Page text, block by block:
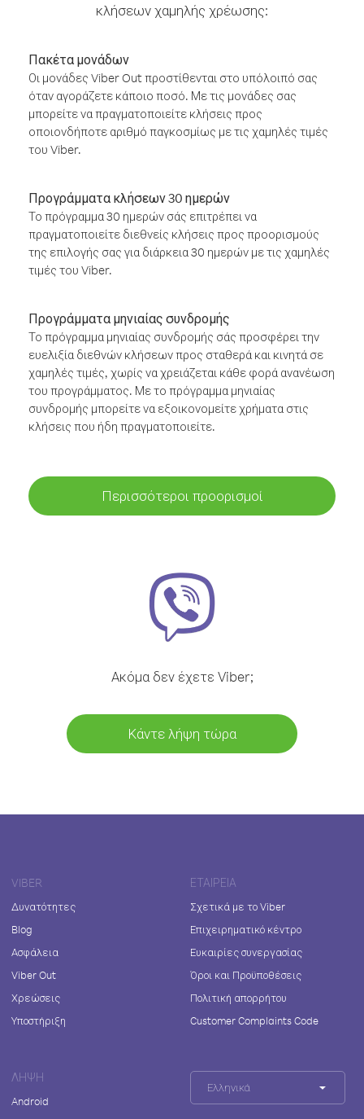
κλήσεων χαμηλής χρέωσης:
Πακέτα μονάδων
Οι μονάδες Viber Out προστίθενται στο υπόλοιπό σας
όταν αγοράζετε κάποιο ποσό. Με τις μονάδες σας
μπορείτε να πραγματοποιείτε κλήσεις προς
οποιονδήποτε αριθμό παγκοσμίως με τις χαμηλές τιμές
του Viber.
Προγράμματα κλήσεων 30 ημερών
Το πρόγραμμα 30 ημερών σάς επιτρέπει να
πραγματοποιείτε διεθνείς κλήσεις προς προορισμούς
της επιλογής σας για διάρκεια 30 ημερών με τις χαμηλές
τιμές του Viber.
Προγράμματα μηνιαίας συνδρομής
Το πρόγραμμα μηνιαίας συνδρομής σάς προσφέρει την
ευελιξία διεθνών κλήσεων προς σταθερά και κινητά σε
χαμηλές τιμές, χωρίς να χρειάζεται κάθε φορά ανανέωση
του προγράμματος. Με το πρόγραμμα μηνιαίας
συνδρομής μπορείτε να εξοικονομείτε χρήματα στις
κλήσεις που ήδη πραγματοποιείτε.
Περισσότεροι προορισμοί
Ακόμα δεν έχετε Viber;
Κάντε λήψη τώρα
VIBER
Δυνατότητες
Blog
Ασφάλεια
Viber Out
Χρεώσεις
Υποστήριξη
ΕΤΑΙΡΕΊΑ
Σχετικά με το Viber
Επιχειρηματικό κέντρο
Ευκαιρίες συνεργασίας
Όροι και Προϋποθέσεις
Πολιτική απορρήτου
Customer Complaints Code
ΛΉΨΗ
Android
Ελληνικά